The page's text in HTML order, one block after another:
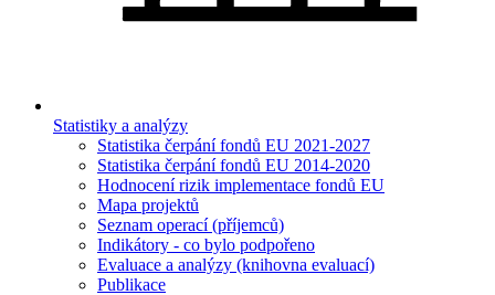
Statistiky a analýzy
Statistika čerpání fondů EU 2021-2027
Statistika čerpání fondů EU 2014-2020
Hodnocení rizik implementace fondů EU
Mapa projektů
Seznam operací (příjemců)
Indikátory - co bylo podpořeno
Evaluace a analýzy (knihovna evaluací)
Publikace